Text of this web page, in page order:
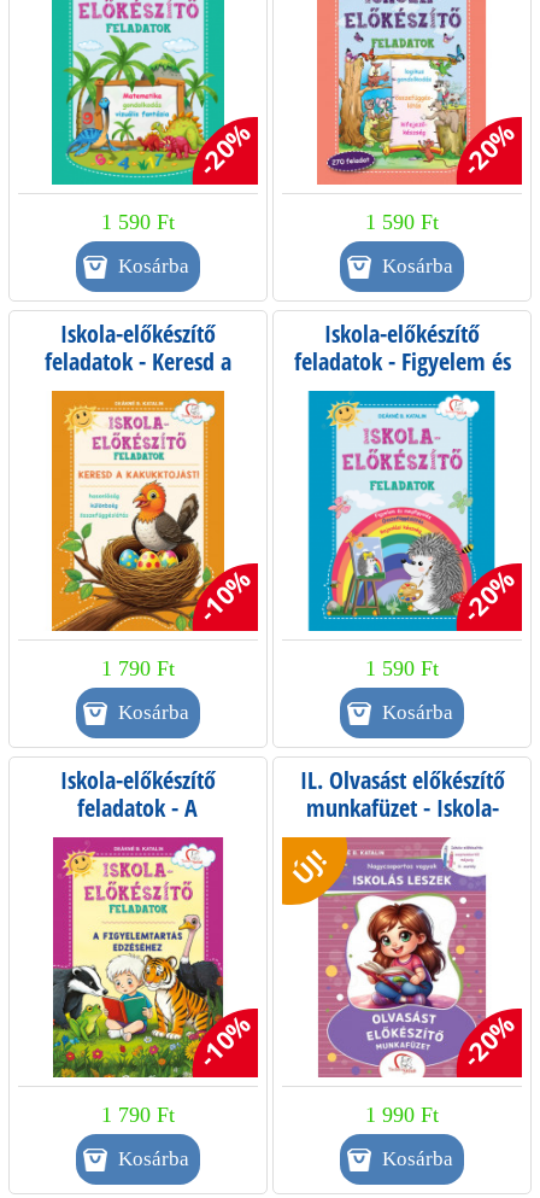
-20%
1 590 Ft
-20%
1 590 Ft
Iskola-előkészítő
feladatok - Keresd a
kakukktojást!
-10%
1 790 Ft
Iskola-előkészítő
feladatok - Figyelem és
megfigyelés
-20%
1 590 Ft
Iskola-előkészítő
feladatok - A
figyelemtartás edzéséhez
-10%
1 790 Ft
IL. Olvasást előkészítő
munkafüzet - Iskola-
előkészítés
szeptembertől májusig -
0. osztály
-20%
ÚJ!
1 990 Ft